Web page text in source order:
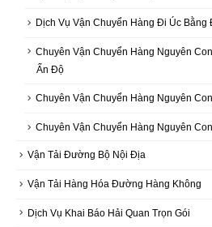
Dịch Vụ Vận Chuyển Hàng Đi Úc Bằng
Chuyên Vận Chuyển Hàng Nguyên
Ấn Độ
Chuyên Vận Chuyển Hàng Nguyên
Chuyên Vận Chuyển Hàng Nguyên
Vận Tải Đường Bộ Nội Địa
Vận Tải Hàng Hóa Đường Hàng Không
Dịch Vụ Khai Báo Hải Quan Trọn Gói